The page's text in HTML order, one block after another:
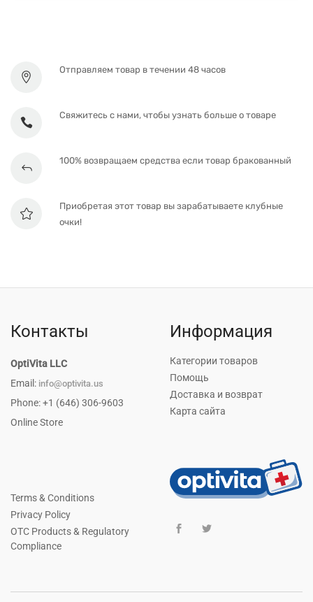
Отправляем товар в течении 48 часов
Свяжитесь с нами, чтобы узнать больше о товаре
100% возвращаем средства если товар бракованный
Приобретая этот товар вы зарабатываете клубные
очки!
Контакты
OptiVita LLC
Email: info@optivita.us
Phone: +1 (646) 306-9603
Online Store
Информация
Категории товаров
Помощь
Доставка и возврат
Карта сайта
Terms & Conditions
Privacy Policy
OTC Products & Regulatory
Compliance